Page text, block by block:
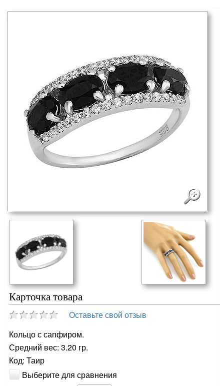
Карточка товара
Оставьте свой отзыв
Кольцо с сапфиром.
Средний вес: 3.20 гр.
Код: Таир
Выберите для сравнения